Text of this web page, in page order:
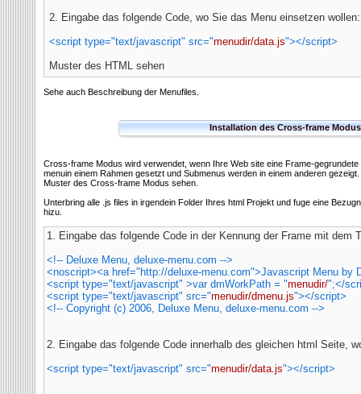
2. Eingabe das folgende Code, wo Sie das Menu einsetzen wollen:
<script type="text/javascript" src="menudir/data.js"></script>
Muster des HTML sehen
Sehe auch Beschreibung der Menufiles.
Installation des Cross-frame Modus
Cross-frame Modus wird verwendet, wenn Ihre Web site eine Frame-
menuin einem Rahmen gesetzt und Submenus werden in einem anderen gezeigt.
Muster des Cross-frame Modus sehen.
Unterbring alle .js files in irgendein Folder Ihres html Projekt und fuge eine
hizu.
1. Eingabe das folgende Code in der Kennung der Frame mit dem
<!-- Deluxe Menu, deluxe-menu.com -->
<noscript><a href="http://deluxe-menu.com">Javascript Menu by
<script type="text/javascript" >var dmWorkPath = "menudir/";</
<script type="text/javascript" src="menudir/dmenu.js"></script>
<!-- Copyright (c) 2006, Deluxe Menu, deluxe-menu.com -->
2. Eingabe das folgende Code innerhalb des gleichen html Seite,
<script type="text/javascript" src="menudir/data.js"></script>